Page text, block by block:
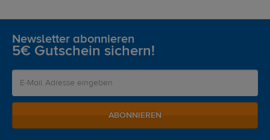
Newsletter abonnieren
5€ Gutschein sichern!
ABONNIEREN